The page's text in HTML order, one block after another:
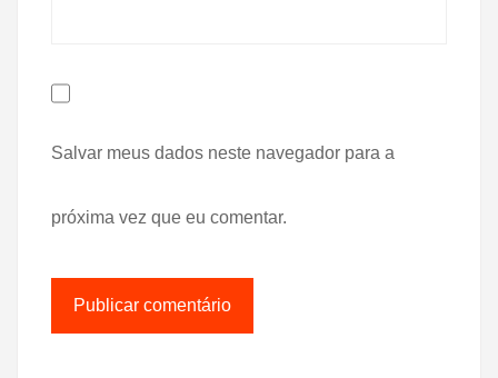
Salvar meus dados neste navegador para a
próxima vez que eu comentar.